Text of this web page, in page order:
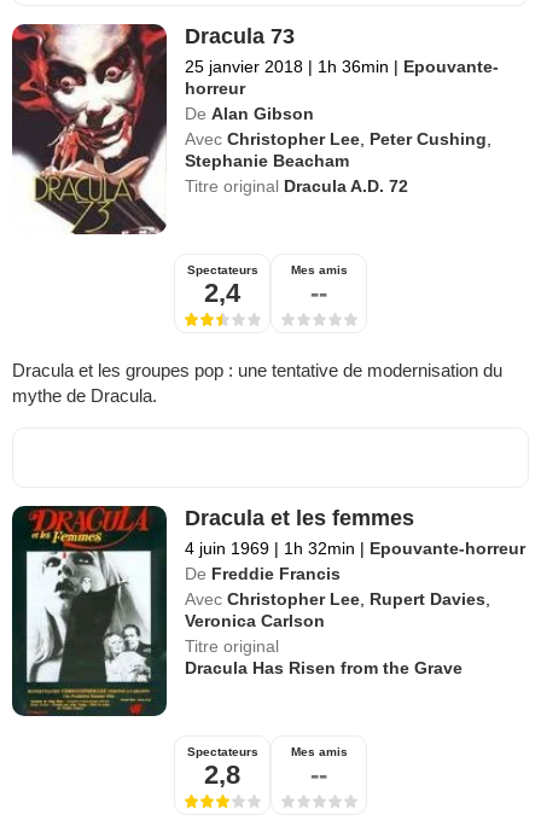
Dracula 73
25 janvier 2018 | 1h 36min | Epouvante-
horreur
De Alan Gibson
Avec Christopher Lee Peter Cushing
Stephanie Beacham
Titre original Dracula A.D. 72
Spectateurs
2,4
Mes amis
--
Dracula et les groupes pop : une tentative de modernisation du
mythe de Dracula.
Dracula et les femmes
4 juin 1969 | 1h 32min | Epouvante-horreur
De Freddie Francis
Avec Christopher Lee Rupert Davies
Veronica Carlson
Titre original
Dracula Has Risen from the Grave
Spectateurs
2,8
Mes amis
--